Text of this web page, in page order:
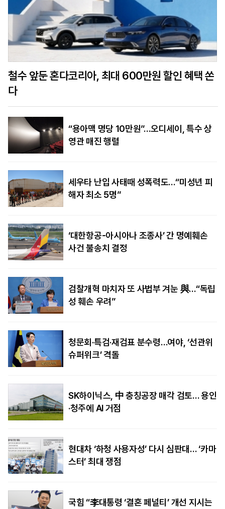
철수 앞둔 혼다코리아, 최대 600만원 할인 혜택 쏜
다
“용아맥 명당 10만원”…오디세이, 특수 상
영관 매진 행렬
세우타 난입 사태때 성폭력도…“미성년 피
해자 최소 5명”
‘대한항공-아시아나 조종사’ 간 명예훼손
사건 불송치 결정
검찰개혁 마치자 또 사법부 겨눈 與…“독립
성 훼손 우려”
청문회·특검·재검표 분수령…여야, ‘선관위
슈퍼위크’ 격돌
SK하이닉스, 中 충칭공장 매각 검토… 용인
·청주에 AI 거점
현대차 ‘하청 사용자성’ 다시 심판대… ‘카마
스터’ 최대 쟁점
국힘 “李대통령 ‘결혼 페널티’ 개선 지시는